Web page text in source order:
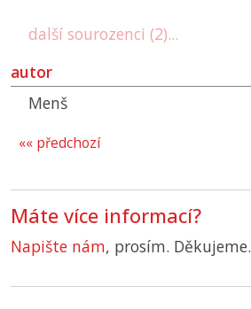
další sourozenci (2)...
autor
Menš
«« předchozí
Máte více informací?
Napište nám, prosím. Děkujeme.